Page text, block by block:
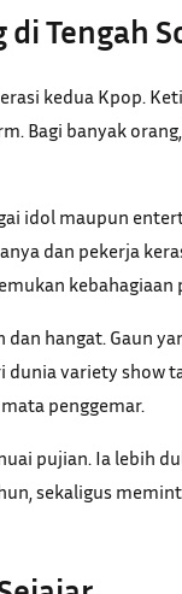
di Tengah
kedua Kpop.
banyak
idol maupun
dan pekerja
kebahagiaan
hangat.
variety
penggemar.
pujian. Ia
sekaligus